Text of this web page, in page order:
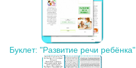
Буклет: "Развитие речи ребёнка"